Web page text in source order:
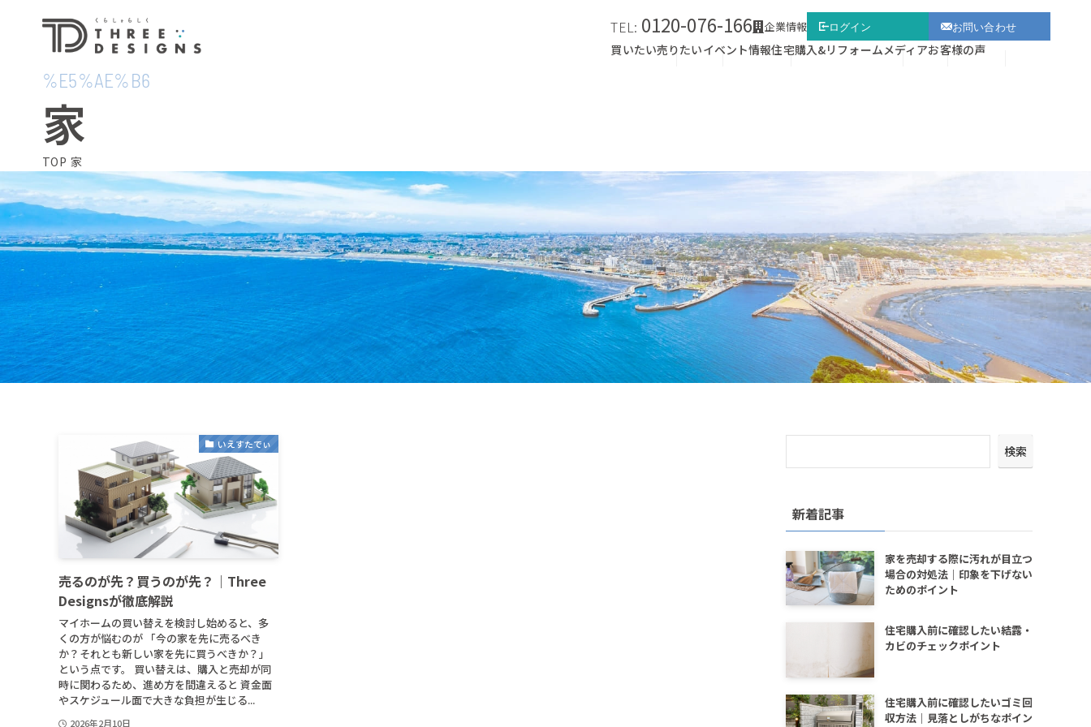
TEL: 0120-076-166 企業情報 ログイン お問い合わせ
買いたい売りたいイベント情報住宅購入&リフォームメディアお客様の声
%E5%AE%B6
家
TOP 家
いえすたでぃ
売るのが先？買うのが先？｜Three
Designsが徹底解説
マイホームの買い替えを検討し始めると、多
くの方が悩むのが 「今の家を先に売るべき
か？それとも新しい家を先に買うべきか？」
という点です。 買い替えは、購入と売却が同
時に関わるため、進め方を間違えると 資金面
やスケジュール面で大きな負担が生じる...
2026年2月10日
検索
新着記事
家を売却する際に汚れが目立つ
場合の対処法｜印象を下げない
ためのポイント
住宅購入前に確認したい結露・
カビのチェックポイント
住宅購入前に確認したいゴミ回
収方法｜見落としがちなポイン